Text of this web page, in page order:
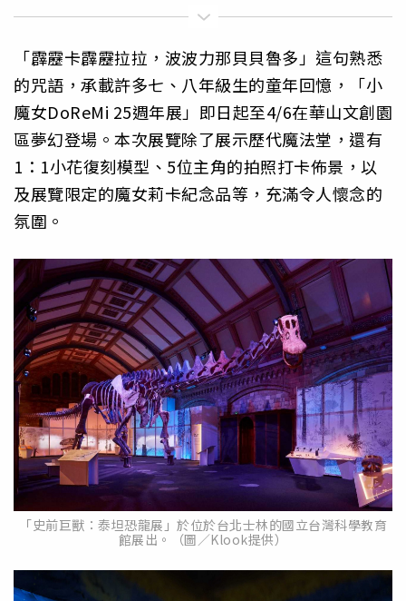
「霹靂卡霹靂拉拉，波波力那貝貝魯多」這句熟悉
的咒語，承載許多七、八年級生的童年回憶，「小
魔女DoReMi 25週年展」即日起至4/6在華山文創園
區夢幻登場。本次展覽除了展示歷代魔法堂，還有
1：1小花復刻模型、5位主角的拍照打卡佈景，以
及展覽限定的魔女莉卡紀念品等，充滿令人懷念的
氛圍。
「史前巨獸：泰坦恐龍展」於位於台北士林的國立台灣科學教育
館展出。（圖／Klook提供）